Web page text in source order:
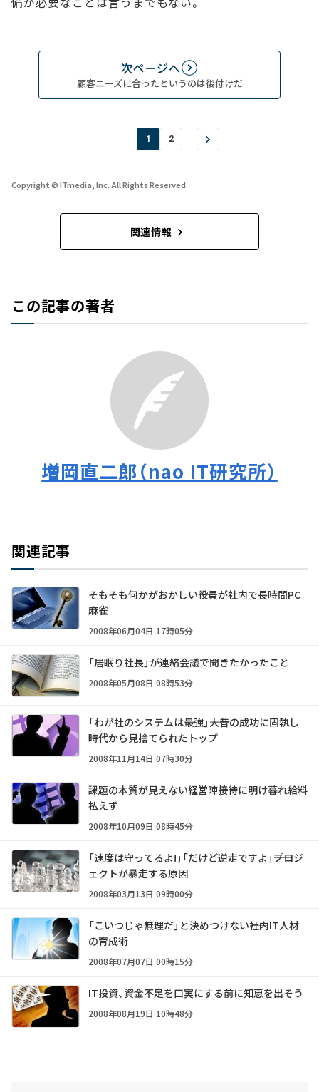
次ページへ
顧客ニーズに合ったというのは後付けだ
1 2
Copyright © ITmedia, Inc. All Rights Reserved.
関連情報
この記事の著者
増岡直二郎（nao IT研究所）
関連記事
そもそも何かがおかしい――役員が社内で長時間PC
麻雀
2008年06月04日 17時05分
「居眠り社長」が連絡会議で聞きたかったこと
2008年05月08日 08時53分
「わが社のシステムは最強」――大昔の成功に固執し
時代から見捨てられたトップ
2008年11月14日 07時30分
課題の本質が見えない経営陣――接待に明け暮れ給料
払えず
2008年10月09日 08時45分
「速度は守ってるよ!」「だけど逆走ですよ」――プロジ
ェクトが暴走する原因
2008年03月13日 09時00分
「こいつじゃ無理だ」と決めつけない――社内IT人材
の育成術
2008年07月07日 00時15分
IT投資、資金不足を口実にする前に知恵を出そう
2008年08月19日 10時48分